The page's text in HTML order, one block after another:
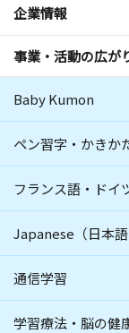
企業情報
事業・活動の広が
Baby Kumon
ペン習字・かきか
フランス語・ドイ
Japanese（日本語
通信学習
学習療法・脳の健